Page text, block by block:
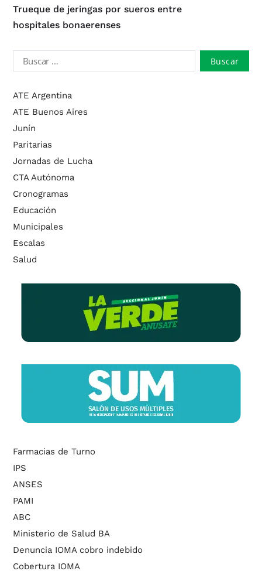
Trueque de jeringas por sueros entre
hospitales bonaerenses
ATE Argentina
ATE Buenos Aires
Junín
Paritarias
Jornadas de Lucha
CTA Autónoma
Cronogramas
Educación
Municipales
Escalas
Salud
Farmacias de Turno
IPS
ANSES
PAMI
ABC
Ministerio de Salud BA
Denuncia IOMA cobro indebido
Cobertura IOMA